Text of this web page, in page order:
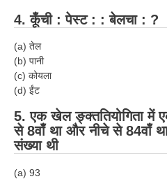
ALP Study Notes (हिन्दी HINDI)
ALP Model Questions
ALP Notification
Psychological Tests
RRB NTPC
4. कूँची : पेस्ट : : बेलचा : ?
(a) तेल
(b) पानी
(c) कोयला
(d) ईंट
5. एक खेल ङ्क्ततियोगिता में
से 8वाँ था और नीचे से 84वाँ
संख्या थी
(a) 93